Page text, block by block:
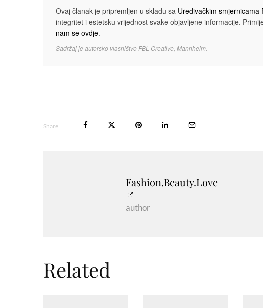
Ovaj članak je pripremljen u skladu sa Uređivačkim smjernicama
integritet i estetsku vrijednost svake objavljene informacije.
nam se ovdje.
Sadržaj je autorsko vlasništvo FBL Creative, Mannheim.
Share
Fashion.Beauty.Love
author
Related